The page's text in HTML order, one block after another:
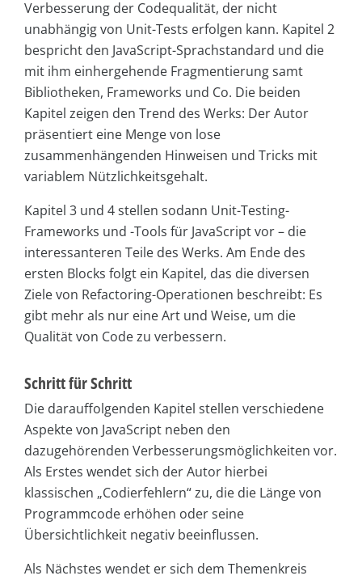
Verbesserung der Codequalität, der nicht
unabhängig von Unit-Tests erfolgen kann. Kapitel 2
bespricht den JavaScript-Sprachstandard und die
mit ihm einhergehende Fragmentierung samt
Bibliotheken, Frameworks und Co. Die beiden
Kapitel zeigen den Trend des Werks: Der Autor
präsentiert eine Menge von lose
zusammenhängenden Hinweisen und Tricks mit
variablem Nützlichkeitsgehalt.
Kapitel 3 und 4 stellen sodann Unit-Testing-
Frameworks und -Tools für JavaScript vor – die
interessanteren Teile des Werks. Am Ende des
ersten Blocks folgt ein Kapitel, das die diversen
Ziele von Refactoring-Operationen beschreibt: Es
gibt mehr als nur eine Art und Weise, um die
Qualität von Code zu verbessern.
Schritt für Schritt
Die darauffolgenden Kapitel stellen verschiedene
Aspekte von JavaScript neben den
dazugehörenden Verbesserungsmöglichkeiten vor.
Als Erstes wendet sich der Autor hierbei
klassischen „Codierfehlern“ zu, die die Länge von
Programmcode erhöhen oder seine
Übersichtlichkeit negativ beeinflussen.
Als Nächstes wendet er sich dem Themenkreis